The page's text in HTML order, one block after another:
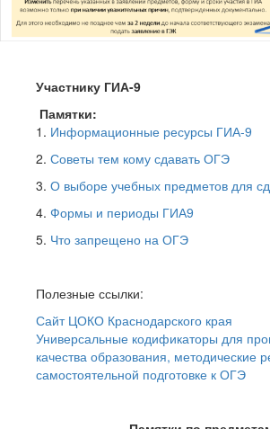
Участнику ГИА-9
Памятки:
1. Информационные ресурсы ГИА-9
2. Советы тем кому сдавать ОГЭ
3. О выборе учебных предметов для
4. Формы и периоды ГИА9
5. Что запрещено на ОГЭ
Полезные ссылки:
Сайт ЦОКО Краснодарского края
Универсальные кодификаторы для
качества образования, методические
самостоятельной подготовке к ОГЭ